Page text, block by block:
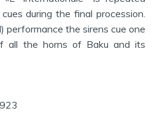
during the final procession.
performance the sirens cue one
all the horns of Baku and its